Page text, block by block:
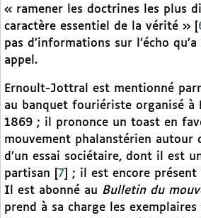
« ramener les doctrines les plus
caractère essentiel de la vérité »
pas d’informations sur l’écho
appel.
Ernoult-Jottral est mentionné
au banquet fouriériste organisé à
1869 ; il prononce un toast en
mouvement phalanstérien autour
d’un essai sociétaire, dont il est
partisan
7 ; il est encore présent
Il est abonné au Bulletin du
prend à sa charge les